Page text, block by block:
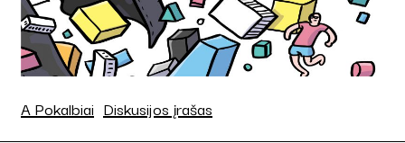
A Pokalbiai Diskusijos įrašas